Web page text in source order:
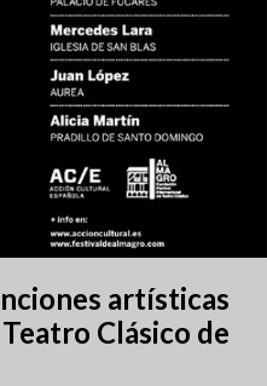
artísticas
Clásico de